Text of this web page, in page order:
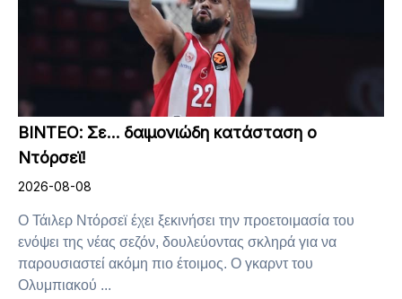
ΒΙΝΤΕΟ: Σε… δαιμονιώδη κατάσταση ο
Ντόρσεϊ!
2026-08-08
Ο Τάιλερ Ντόρσεϊ έχει ξεκινήσει την προετοιμασία του
ενόψει της νέας σεζόν, δουλεύοντας σκληρά για να
παρουσιαστεί ακόμη πιο έτοιμος. Ο γκαρντ του
Ολυμπιακού ...